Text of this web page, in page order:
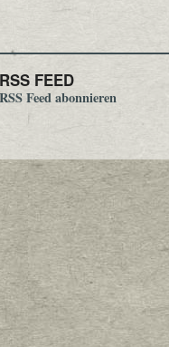
RSS FEED
RSS Feed abonnieren